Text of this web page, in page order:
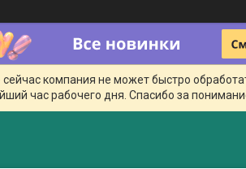
компания не может быстро
час рабочего дня. Спасибо за